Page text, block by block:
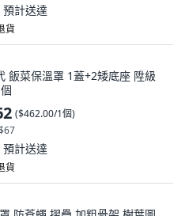
預計送達
貨
飯菜保溫罩 1蓋+2矮底座 陞級
($462.00/1個)
預計送達
貨